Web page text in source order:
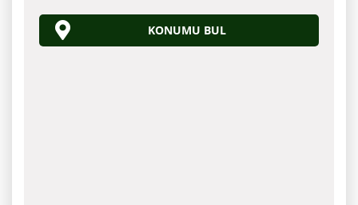
KONUMU BUL